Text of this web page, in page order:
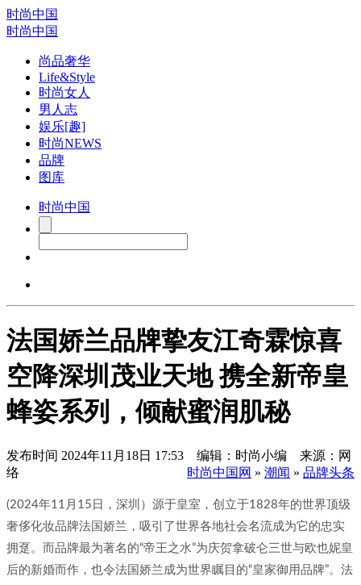
时尚中国
时尚中国
尚品奢华
Life&Style
时尚女人
男人志
娱乐[趣]
时尚NEWS
品牌
图库
时尚中国
法国娇兰品牌挚友江奇霖惊喜
空降深圳茂业天地 携全新帝皇
蜂姿系列，倾献蜜润肌秘
发布时间 2024年11月18日 17:53 编辑：时尚小编 来源：网
络
时尚中国网 » 潮闻 » 品牌头条
(2024年11月15日，深圳）源于皇室，创立于1828年的世界顶级
奢侈化妆品牌法国娇兰，吸引了世界各地社会名流成为它的忠实
拥趸。而品牌最为著名的“帝王之水”为庆贺拿破仑三世与欧也妮皇
后的新婚而作，也令法国娇兰成为世界瞩目的“皇家御用品牌”。法